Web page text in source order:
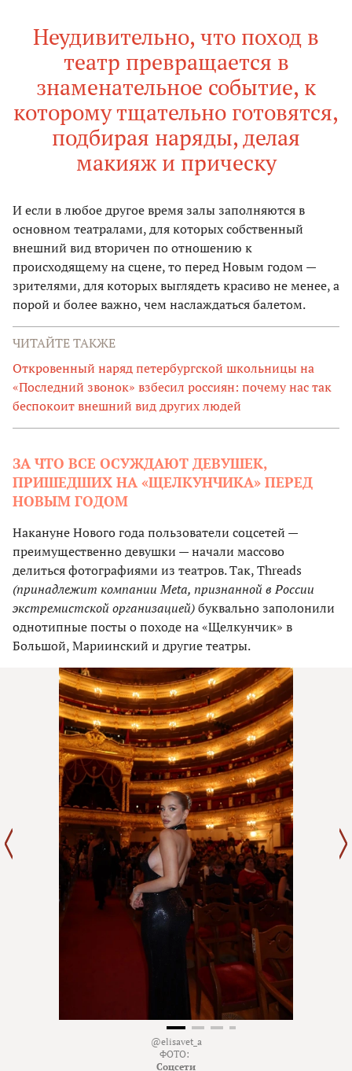
Неудивительно, что поход в
театр превращается в
знаменательное событие, к
которому тщательно готовятся,
подбирая наряды, делая
макияж и прическу
И если в любое другое время залы заполняются в
основном театралами, для которых собственный
внешний вид вторичен по отношению к
происходящему на сцене, то перед Новым годом —
зрителями, для которых выглядеть красиво не менее, а
порой и более важно, чем наслаждаться балетом.
ЧИТАЙТЕ ТАКЖЕ
Откровенный наряд петербургской школьницы на
«Последний звонок» взбесил россиян: почему нас так
беспокоит внешний вид других людей
ЗА ЧТО ВСЕ ОСУЖДАЮТ ДЕВУШЕК,
ПРИШЕДШИХ НА «ЩЕЛКУНЧИКА» ПЕРЕД
НОВЫМ ГОДОМ
Накануне Нового года пользователи соцсетей —
преимущественно девушки — начали массово
делиться фотографиями из театров. Так, Threads
(принадлежит компании Meta, признанной в России
экстремистской организацией)буквально заполонили
однотипные посты о походе на «Щелкунчик» в
Большой, Мариинский и другие театры.
@elisavet_a
ФОТО:
Соцсети